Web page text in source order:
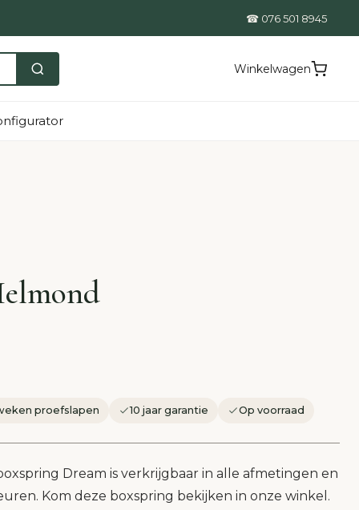
☎ 076 501 8945
Winkelwagen
proefslapen 10 jaar garantie Op voorraad
Dream is verkrijgbaar in alle afmetingen en
Kom deze boxspring bekijken in onze winkel.